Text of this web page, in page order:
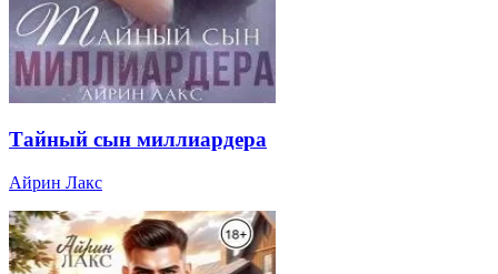
Тайный сын миллиардера
Айрин Лакс